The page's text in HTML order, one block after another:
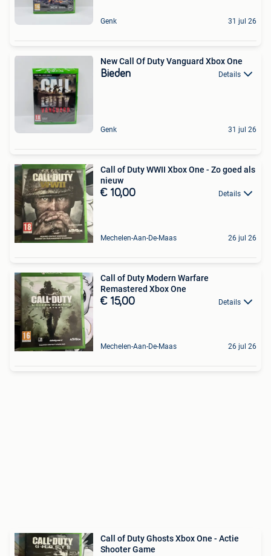
Genk 31 jul 26
New Call Of Duty Vanguard Xbox One
Bieden Details
Genk 31 jul 26
Call of Duty WWII Xbox One - Zo goed als
nieuw
€ 10,00 Details
Mechelen-Aan-De-Maas 26 jul 26
Call of Duty Modern Warfare
Remastered Xbox One
€ 15,00 Details
Mechelen-Aan-De-Maas 26 jul 26
Call of Duty Ghosts Xbox One - Actie
Shooter Game